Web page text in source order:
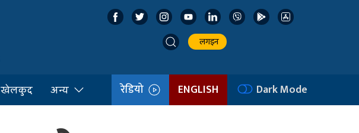
लगइन
खेलकुद अन्य रेडियो ENGLISH Dark Mode